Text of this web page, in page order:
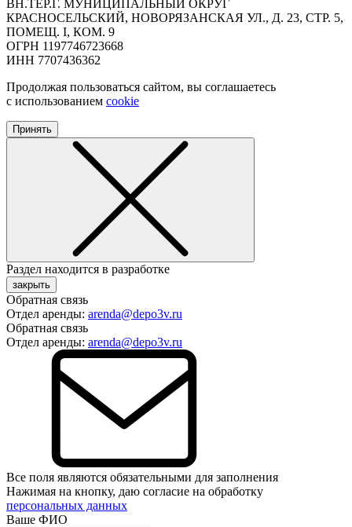
ВН.ТЕР.Г. МУНИЦИПАЛЬНЫЙ ОКРУГ
КРАСНОСЕЛЬСКИЙ, НОВОРЯЗАНСКАЯ УЛ., Д. 23, СТР. 5,
ПОМЕЩ. I, КОМ. 9
ОГРН 1197746723668
ИНН 7707436362
Продолжая пользоваться сайтом, вы соглашаетесь
с использованием cookie
Принять
Раздел находится в разработке
закрыть
Обратная связь
Отдел аренды: arenda@depo3v.ru
Обратная связь
Отдел аренды: arenda@depo3v.ru
Все поля являются обязательными для заполнения
Нажимая на кнопку, даю согласие на обработку
персональных данных
Ваше ФИО